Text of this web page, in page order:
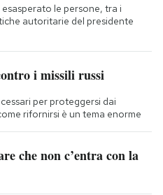
le persone, tra i
autoritarie del presidente
i missili russi
per proteggersi dai
rifornirsi è un tema enorme
che non c’entra con la